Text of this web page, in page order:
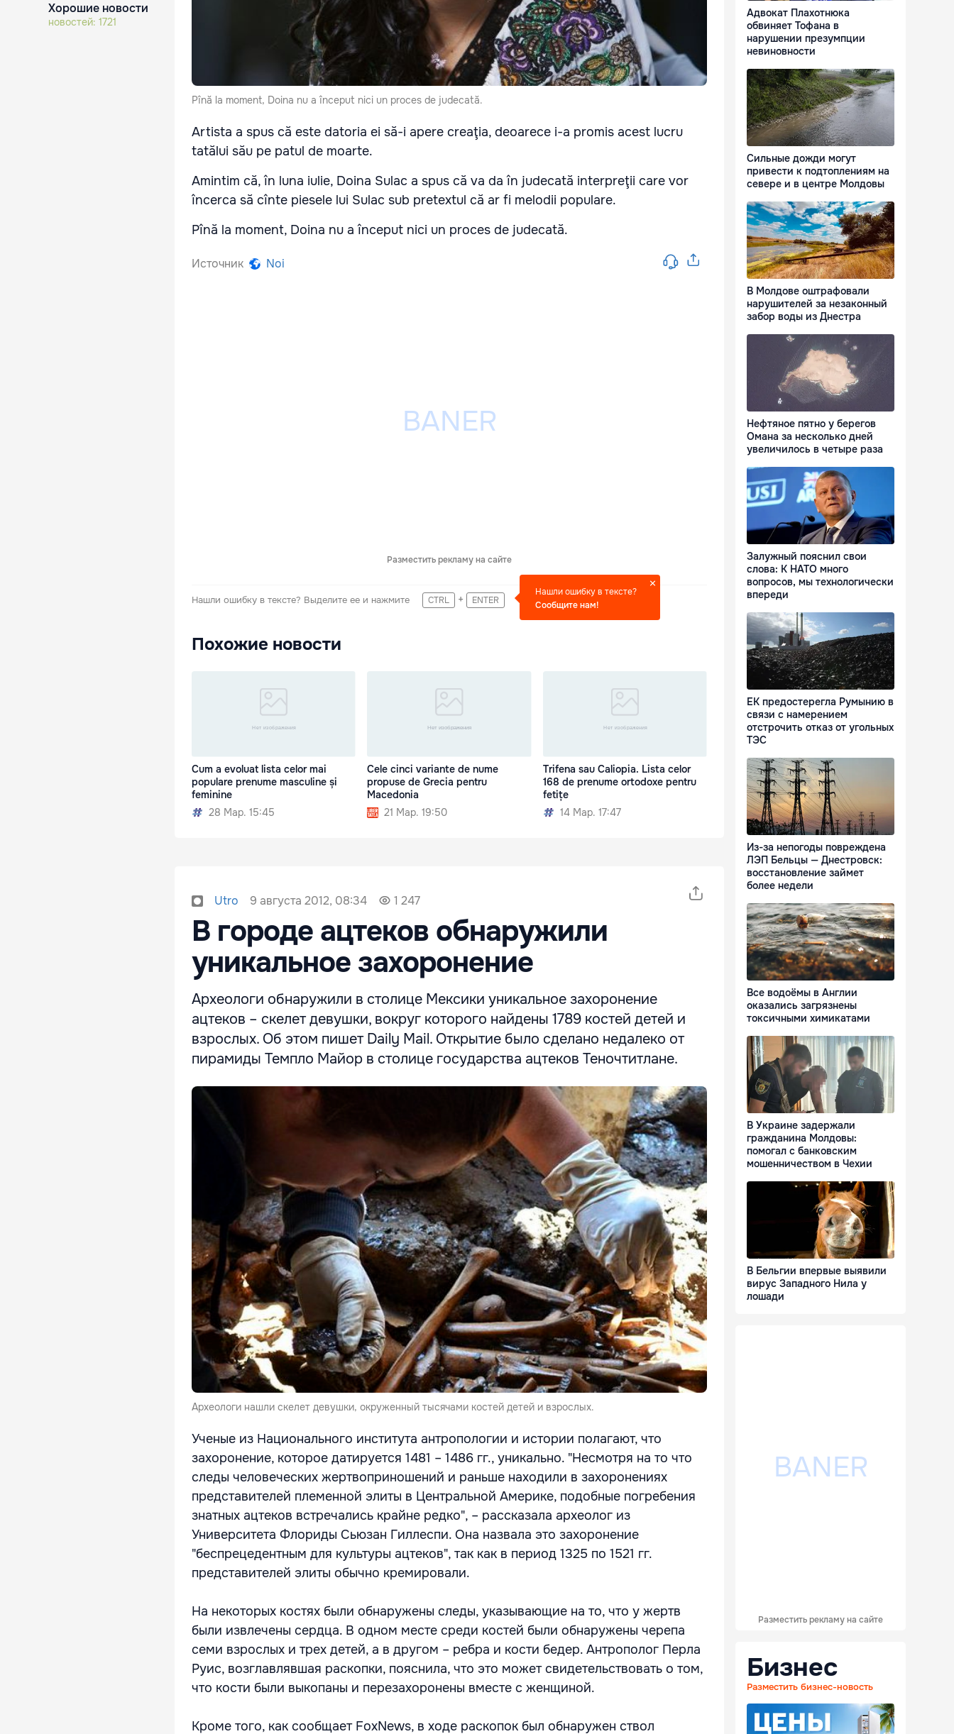
Хорошие новости
новостей: 1721
Pînă la moment, Doina nu a început nici un proces de judecată.
Artista a spus că este datoria ei să-i apere creaţia, deoarece i-a promis acest lucru
tatălui său pe patul de moarte.
Amintim că, în luna iulie, Doina Sulac a spus că va da în judecată interpreţii care vor
încerca să cînte piesele lui Sulac sub pretextul că ar fi melodii populare.
Pînă la moment, Doina nu a început nici un proces de judecată.
Источник Noi
Разместить рекламу на сайте
Нашли ошибку в тексте? Выделите ее и нажмите CTRL + ENTER
Нашли ошибку в тексте?
Сообщите нам!
Похожие новости
Cum a evoluat lista celor mai
populare prenume masculine și
feminine
28 Мар. 15:45
Cele cinci variante de nume
propuse de Grecia pentru
Macedonia
21 Мар. 19:50
Trifena sau Caliopia. Lista celor
168 de prenume ortodoxe pentru
fetițe
14 Мар. 17:47
Utro 9 августа 2012, 08:34 1 247
В городе ацтеков обнаружили
уникальное захоронение
Археологи обнаружили в столице Мексики уникальное захоронение
ацтеков – скелет девушки, вокруг которого найдены 1789 костей детей и
взрослых. Об этом пишет Daily Mail. Открытие было сделано недалеко от
пирамиды Темпло Майор в столице государства ацтеков Теночтитлане.
Археологи нашли скелет девушки, окруженный тысячами костей детей и взрослых.
Ученые из Национального института антропологии и истории полагают, что
захоронение, которое датируется 1481 – 1486 гг., уникально. "Несмотря на то что
следы человеческих жертвоприношений и раньше находили в захоронениях
представителей племенной элиты в Центральной Америке, подобные погребения
знатных ацтеков встречались крайне редко", – рассказала археолог из
Университета Флориды Сьюзан Гиллеспи. Она назвала это захоронение
"беспрецедентным для культуры ацтеков", так как в период 1325 по 1521 гг.
представителей элиты обычно кремировали.
На некоторых костях были обнаружены следы, указывающие на то, что у жертв
были извлечены сердца. В одном месте среди костей были обнаружены черепа
семи взрослых и трех детей, а в другом – ребра и кости бедер. Антрополог Перла
Руис, возглавлявшая раскопки, пояснила, что это может свидетельствовать о том,
что кости были выкопаны и перезахоронены вместе с женщиной.
Кроме того, как сообщает FoxNews, в ходе раскопок был обнаружен ствол
Адвокат Плахотнюка
обвиняет Тофана в
нарушении презумпции
невиновности
Сильные дожди могут
привести к подтоплениям на
севере и в центре Молдовы
В Молдове оштрафовали
нарушителей за незаконный
забор воды из Днестра
Нефтяное пятно у берегов
Омана за несколько дней
увеличилось в четыре раза
Залужный пояснил свои
слова: К НАТО много
вопросов, мы технологически
впереди
ЕК предостерегла Румынию в
связи с намерением
отстрочить отказ от угольных
ТЭС
Из-за непогоды повреждена
ЛЭП Бельцы — Днестровск:
восстановление займет
более недели
Все водоёмы в Англии
оказались загрязнены
токсичными химикатами
В Украине задержали
гражданина Молдовы:
помогал с банковским
мошенничеством в Чехии
В Бельгии впервые выявили
вирус Западного Нила у
лошади
Разместить рекламу на сайте
Бизнес
Разместить бизнес-новость